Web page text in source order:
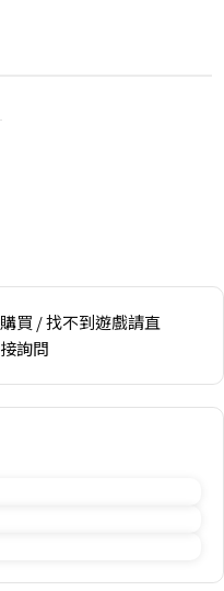
購買 / 找不到遊戲請直
接詢問